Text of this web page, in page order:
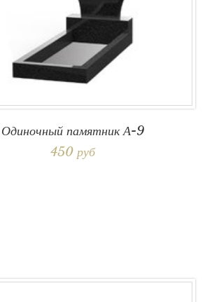
Одиночный памятник А-9
450 руб